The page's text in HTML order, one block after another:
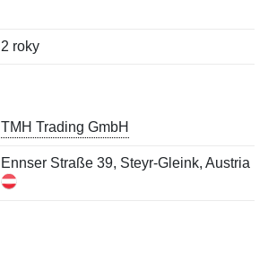
2 roky
TMH Trading GmbH
Ennser Straße 39, Steyr-Gleink, Austria